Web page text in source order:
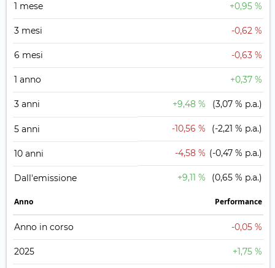
1 mese +0,95 %
3 mesi -0,62 %
6 mesi -0,63 %
1 anno +0,37 %
3 anni +9,48 % (3,07 % p.a.)
5 anni -10,56 % (-2,21 % p.a.)
10 anni -4,58 % (-0,47 % p.a.)
Dall'emissione +9,11 % (0,65 % p.a.)
Anno Performance
Anno in corso -0,05 %
2025 +1,75 %